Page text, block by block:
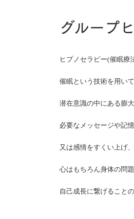
グループ
ヒプノセラピー(催眠療
催眠という技術を用いて
潜在意識の中にある膨
必要なメッセージや記憶
又は感情をすくい上げ、
心はもちろん身体の問
自己成長に繋げること